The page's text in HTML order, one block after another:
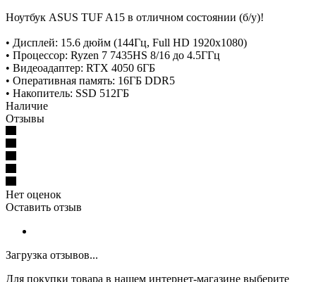
Ноутбук ASUS TUF A15 в отличном состоянии (б/у)!
• Дисплей: 15.6 дюйм (144Гц, Full HD 1920x1080)
• Процессор: Ryzen 7 7435HS 8/16 до 4.5ГГц
• Видеоадаптер: RTX 4050 6ГБ
• Оперативная память: 16ГБ DDR5
• Накопитель: SSD 512ГБ
Наличие
Отзывы
Нет оценок
Оставить отзыв
Загрузка отзывов...
Для покупки товара в нашем интернет-магазине выберите